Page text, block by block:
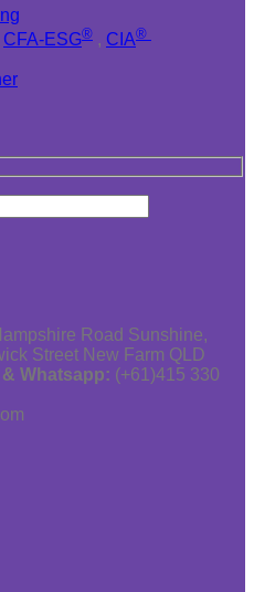
CFA-ESG® , CIA®
Road Sunshine,
Street New Farm QLD
Whatsapp: (+61)415 330